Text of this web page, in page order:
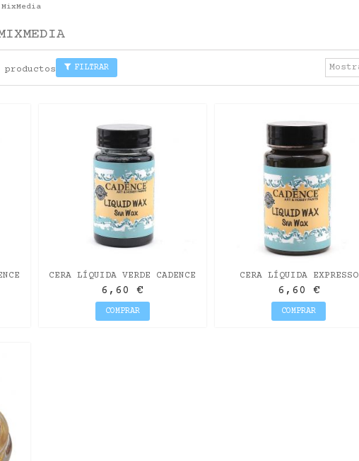
FILTRAR
CERA LÍQUIDA VERDE CADENCE
90ML
6,60 €
COMPRAR
CERA LÍQUIDA EXPRESSO
CADENCE 90ML
6,60 €
COMPRAR